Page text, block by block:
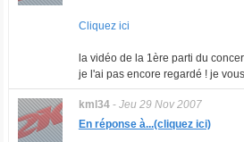
Cliquez ici
la vidéo de la 1ère parti du
je l'ai pas encore regardé ! je
kml34- Jeu 29 Nov 2007
En réponse à...(cliquez ici)